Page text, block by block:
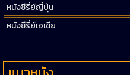
หนังซีรี่ย์ญี่ปุ่น
หนังซีรี่ย์เอเชีย